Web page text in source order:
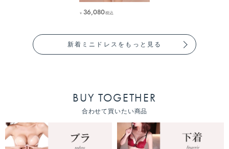
￥ 36,080税込
新着ミニドレスをもっと見る
BUY TOGETHER
合わせて買いたい商品